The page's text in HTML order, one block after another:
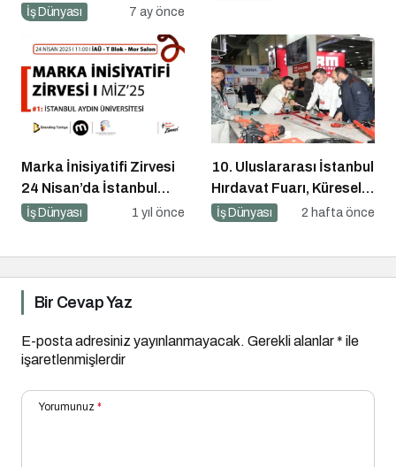
ve Ödül Töreni Yoğun
İş Dünyası 7 ay önce
Marka İnisiyatifi Zirvesi
24 Nisan’da İstanbul
Aydın Üniversitesi’nde!
İş Dünyası 1 yıl önce
10. Uluslararası İstanbul
Hırdavat Fuarı, Küresel
Ticaretin Yeni Merkezi
İş Dünyası 2 hafta önce
Bir Cevap Yaz
E-posta adresiniz yayınlanmayacak. Gerekli alanlar* ile
işaretlenmişlerdir
Yorumunuz *